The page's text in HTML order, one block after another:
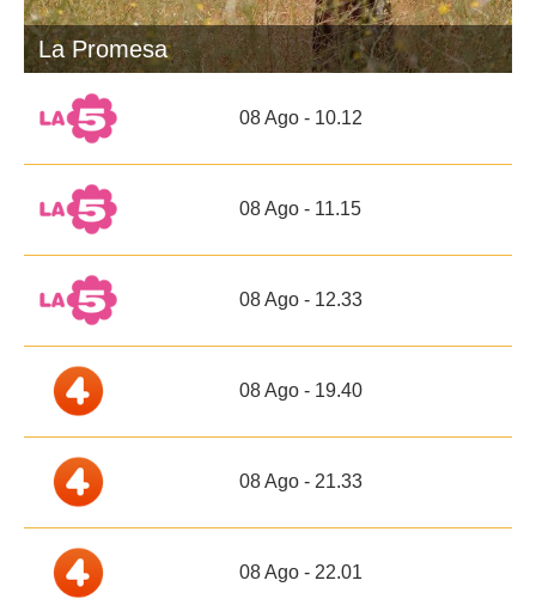
La Promesa
08 Ago - 10.12
08 Ago - 11.15
08 Ago - 12.33
08 Ago - 19.40
08 Ago - 21.33
08 Ago - 22.01